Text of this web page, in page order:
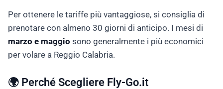
Per ottenere le tariffe più vantaggiose, si consiglia di
prenotare con almeno 30 giorni di anticipo. I mesi di
marzo e maggio sono generalmente i più economici
per volare a Reggio Calabria.
🌍 Perché Scegliere Fly-Go.it